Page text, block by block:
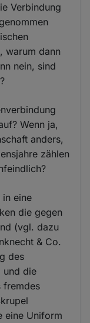
Verbindung
warum dann
nein, sind
Wenn ja,
anders,
zählen
in eine
die gegen
(vgl. dazu
& Co.
des
und die
fremdes
eine Uniform